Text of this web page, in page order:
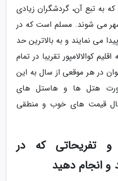
به تبع آن، گردشگران زیادی
شهر می شوند. مسلم است که در
می نمایند و به بالاترین حد
کوالالامپور تقریبا در تمام
در هر موقعی از سال به این
هتل ها و هاستل های
سال قیمت های خوب و منطقی
و تفریحاتی که در
و انجام دهید